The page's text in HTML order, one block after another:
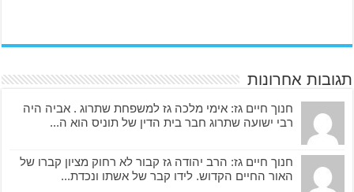
תגובות אחרונות
חנוך חיים גז: אימי מלכה גז למשפחת שתרוג . אביה היה
רבי ישועה שתרוג חבר בית הדין של תוניס הוא ה...
חנוך חיים גז: הרב יהודה גז קבור לא רחוק מציון קברו של
האור החיים הקדוש. לידו קבר של אשתו ונכדת...